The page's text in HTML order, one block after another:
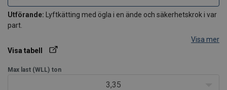
Utförande: Lyftkätting med ögla i en ände och säkerhetskrok i var
part.
Dimension: Ø 7-13 mm.
Visa mer
Visa tabell
Max last (WLL) ton
3,35